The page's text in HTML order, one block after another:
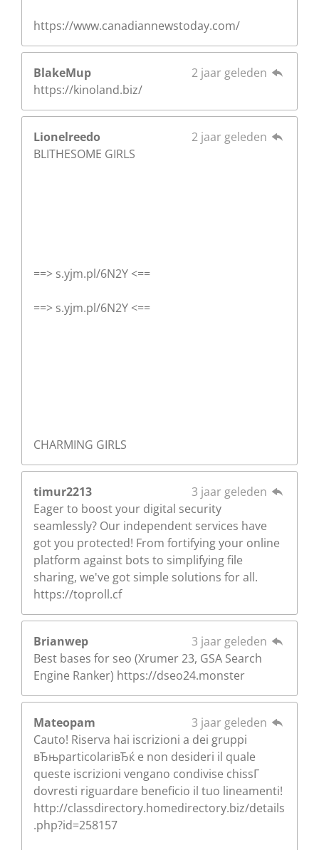
https://www.canadiannewstoday.com/
BlakeMup
2 jaar geleden
https://kinoland.biz/
Lionelreedo
2 jaar geleden
BLITHESOME GIRLS
==> s.yjm.pl/6N2Y <==
==> s.yjm.pl/6N2Y <==
CHARMING GIRLS
timur2213
3 jaar geleden
Eager to boost your digital security
seamlessly? Our independent services have
got you protected! From fortifying your online
platform against bots to simplifying file
sharing, we've got simple solutions for all.
https://toproll.cf
Brianwep
3 jaar geleden
Best bases for seo (Xrumer 23, GSA Search
Engine Ranker) https://dseo24.monster
Mateopam
3 jaar geleden
Cauto! Riserva hai iscrizioni a dei gruppi
вЂњparticolariвЂќ e non desideri il quale
queste iscrizioni vengano condivise chissГ
dovresti riguardare beneficio il tuo lineamenti!
http://classdirectory.homedirectory.biz/details
.php?id=258157